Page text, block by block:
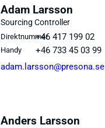
Adam Larsson
Sourcing Controller
Direktnummer+46 417 199 02
Handy
+46 733 45 03 99
adam.larsson@presona.se
Anders Larsson